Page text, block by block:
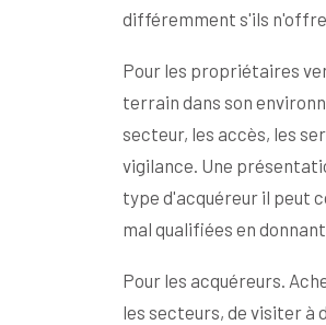
différemment s'ils
Pour les propriétaires
terrain dans son
secteur, les accès, les
vigilance. Une
type d'acquéreur il peut
mal qualifiées en
Pour les acquéreurs.
les secteurs, de visiter à